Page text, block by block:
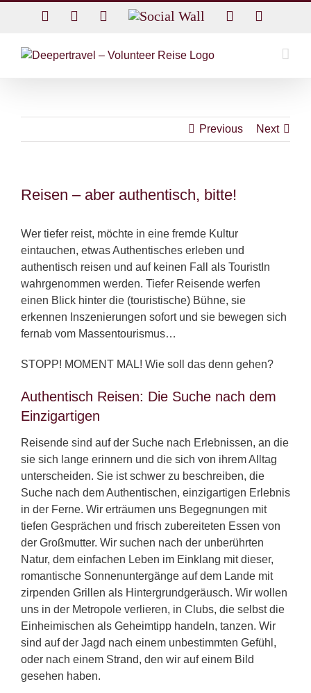
Facebook
Twitter Instagram
Social
Previous Next
Reisen – aber authentisch, bitte!
Wer tiefer reist, möchte in eine fremde Kultur
eintauchen, etwas Authentisches erleben und
authentisch reisen und auf keinen Fall als TouristIn
wahrgenommen werden. Tiefer Reisende werfen
einen Blick hinter die (touristische) Bühne, sie
erkennen Inszenierungen sofort und sie bewegen sich
fernab vom Massentourismus…
STOPP! MOMENT MAL! Wie soll das denn gehen?
Authentisch Reisen: Die Suche nach dem
Einzigartigen
Reisende sind auf der Suche nach Erlebnissen, an die
sie sich lange erinnern und die sich von ihrem Alltag
unterscheiden. Sie ist schwer zu beschreiben, die
Suche nach dem Authentischen, einzigartigen Erlebnis
in der Ferne. Wir erträumen uns Begegnungen mit
tiefen Gesprächen und frisch zubereiteten Essen von
der Großmutter. Wir suchen nach der unberührten
Natur, dem einfachen Leben im Einklang mit dieser,
romantische Sonnenuntergänge auf dem Lande mit
zirpenden Grillen als Hintergrundgeräusch. Wir wollen
uns in der Metropole verlieren, in Clubs, die selbst die
Einheimischen als Geheimtipp handeln, tanzen. Wir
sind auf der Jagd nach einem unbestimmten Gefühl,
oder nach einem Strand, den wir auf einem Bild
gesehen haben.